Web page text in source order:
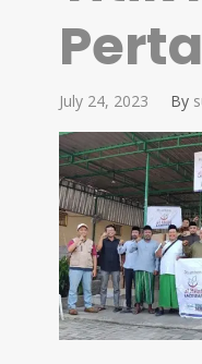
July 24, 2023 By